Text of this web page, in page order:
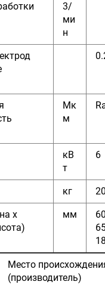
3/
ми
н
Мк
м
кВ
т
6
кг
x
мм
Место
(производитель)